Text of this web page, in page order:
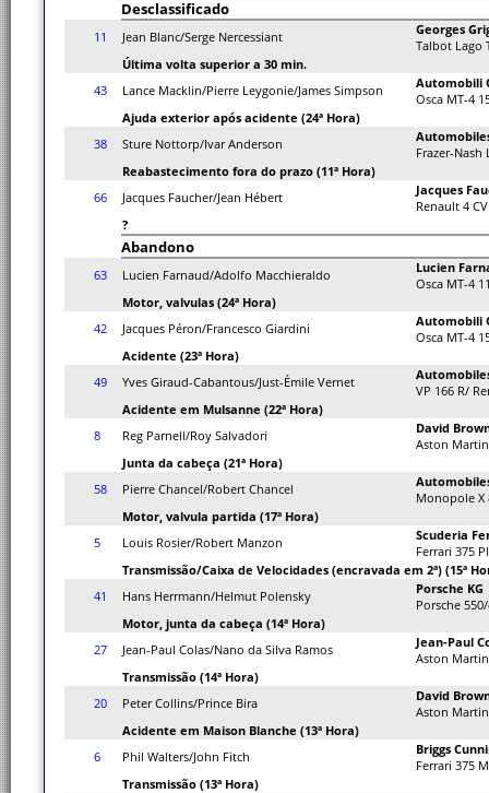
Desclassificado
11 Jean Blanc/Serge Nercessiant
Georges
Talbot Lago
Última volta superior a 30 min.
43
Lance Macklin/Pierre Leygonie/James Simpson
Automobili
Osca MT-4
Ajuda exterior após acidente (24ª Hora)
38
Sture Nottorp/Ivar Anderson
Frazer-Nash
Reabastecimento fora do prazo (11ª Hora)
66
Jacques Faucher/Jean Hébert
Jacques
Renault 4 CV
?
Abandono
63 Lucien Farnaud/Adolfo Macchieraldo
Lucien
Osca MT-4
Motor, valvulas (24ª Hora)
42
Jacques Péron/Francesco Giardini
Automobili
Osca MT-4
Acidente (23ª Hora)
49
Yves Giraud-Cabantous/Just-Émile Vernet
VP 166 R/
Acidente em Mulsanne (22ª Hora)
8
Reg Parnell/Roy Salvadori
David
Aston Martin
Junta da cabeça (21ª Hora)
58
Pierre Chancel/Robert Chancel
Monopole X
Motor, valvula partida (17ª Hora)
5
Louis Rosier/Robert Manzon
Scuderia
Ferrari 375
Transmissão/Caixa de Velocidades (encravada em 2ª) (15ª
41
Hans Herrmann/Helmut Polensky
Porsche KG
Porsche
Motor, junta da cabeça (14ª Hora)
27
Jean-Paul Colas/Nano da Silva Ramos
Jean-Paul
Aston
Transmissão (14ª Hora)
20
Peter Collins/Prince Bira
David
Aston
Acidente em Maison Blanche (13ª Hora)
6
Phil Walters/John Fitch
Briggs
Ferrari 375
Transmissão (13ª Hora)